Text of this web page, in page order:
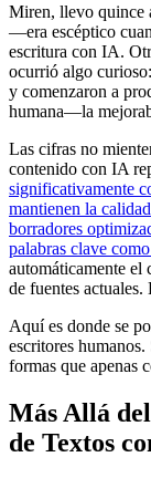
Miren, llevo quince
—era escéptico
escritura con IA.
ocurrió algo
y comenzaron a
humana—la
Las cifras no
contenido con IA
significativamente
mantienen la calidad
borradores
palabras clave
automáticamente el
de fuentes
Aquí es donde se
escritores humanos.
formas que apenas
Más Allá
de Textos